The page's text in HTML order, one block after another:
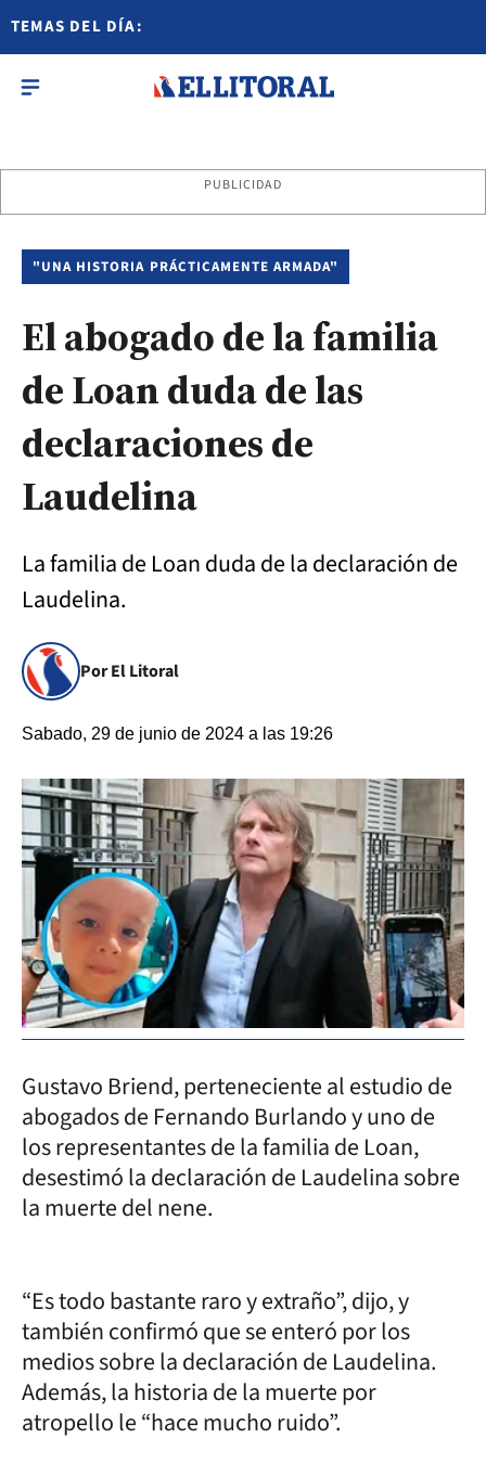
TEMAS DEL DÍA:
PUBLICIDAD
"UNA HISTORIA PRÁCTICAMENTE ARMADA"
El abogado de la familia
de Loan duda de las
declaraciones de
Laudelina
La familia de Loan duda de la declaración de
Laudelina.
Por El Litoral
Sabado, 29 de junio de 2024 a las 19:26
Gustavo Briend, perteneciente al estudio de
abogados de Fernando Burlando y uno de
los representantes de la familia de Loan,
desestimó la declaración de Laudelina sobre
la muerte del nene.
“Es todo bastante raro y extraño”, dijo, y
también confirmó que se enteró por los
medios sobre la declaración de Laudelina.
Además, la historia de la muerte por
atropello le “hace mucho ruido”.